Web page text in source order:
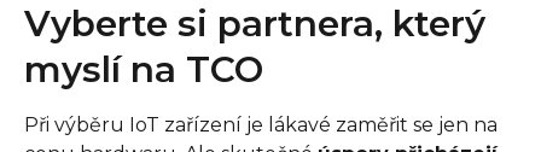
Vyberte si partnera, který
myslí na TCO
Při výběru IoT zařízení je lákavé zaměřit se jen na